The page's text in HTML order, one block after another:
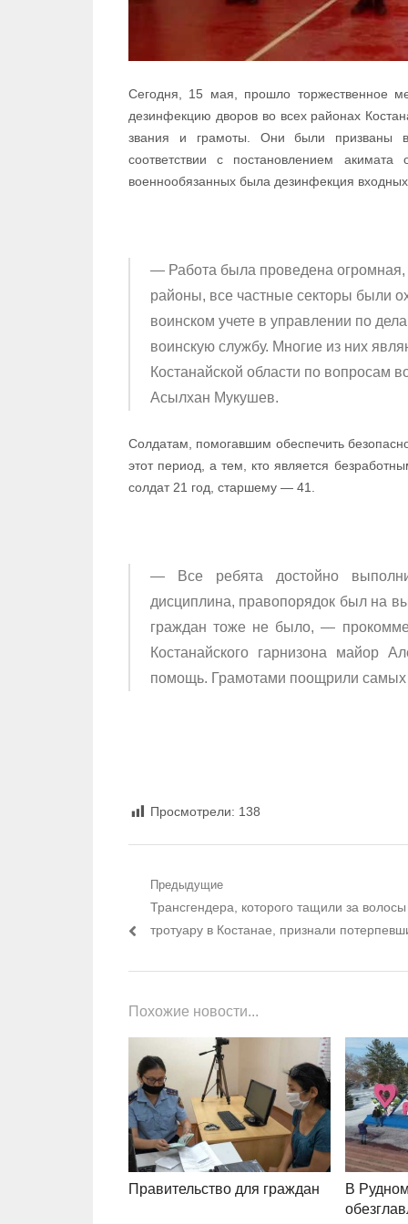
Сегодня, 15 мая, прошло торжественное
дезинфекцию дворов во всех районах
звания и грамоты. Они были призваны
соответствии с постановлением
военнообязанных была дезинфекция
— Работа была проведена огромная,
районы, все частные секторы были
воинском учете в управлении по
воинскую службу. Многие из них
Костанайской области по вопросам
Асылхан Мукушев.
Солдатам, помогавшим обеспечить
этот период, а тем, кто является
солдат 21 год, старшему — 41.
— Все ребята достойно
дисциплина, правопорядок был на
граждан тоже не было, —
Костанайского гарнизона майор
помощь. Грамотами поощрили самых
Просмотрели: 138
Навигация по записям
Предыдущие
Предыдущий пост:
Трансгендера, которого тащили за
тротуару в Костанае, признали
Похожие новости...
Правительство для граждан
В